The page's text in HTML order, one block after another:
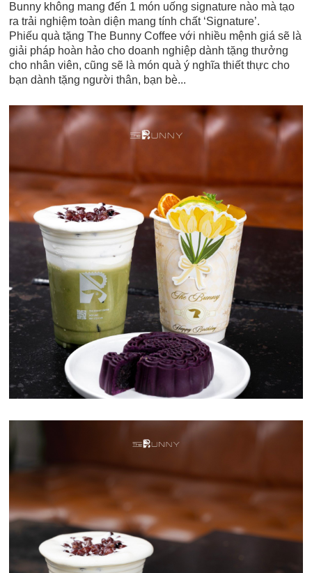
Bunny không mang đến 1 món uống signature nào mà tạo
ra trải nghiệm toàn diện mang tính chất ‘Signature’.
Phiếu quà tặng The Bunny Coffee với nhiều mệnh giá sẽ là
giải pháp hoàn hảo cho doanh nghiệp dành tặng thưởng
cho nhân viên, cũng sẽ là món quà ý nghĩa thiết thực cho
bạn dành tặng người thân, bạn bè...